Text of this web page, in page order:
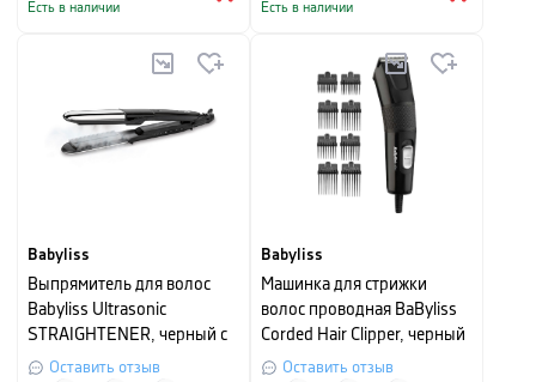
Есть в наличии Есть в наличии
Babyliss
Выпрямитель для волос
Babyliss Ultrasonic
STRAIGHTENER, черный с
серебристым
Оставить отзыв
Babyliss
Машинка для стрижки
волос проводная BaByliss
Corded Hair Clipper, черный
Оставить отзыв